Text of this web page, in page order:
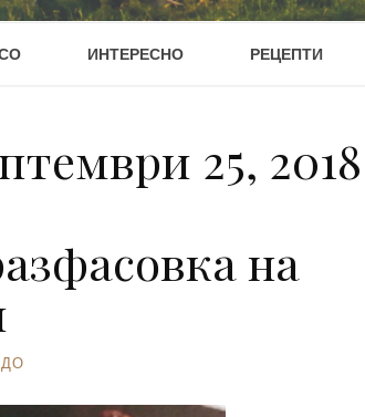
ИНТЕРЕСНО РЕЦЕПТИ
25, 2018
на